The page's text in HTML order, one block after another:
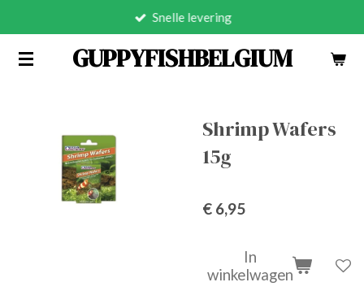
naar
GUPPYFISHBELGIUM
Snelle levering
Shrimp Wafers
15g
€ 6,95
In
winkelwagen